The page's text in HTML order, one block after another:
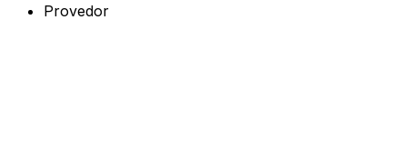
Provedor